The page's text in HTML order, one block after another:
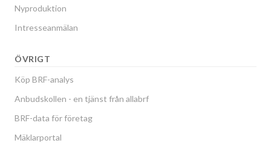
Nyproduktion
Intresseanmälan
ÖVRIGT
Köp BRF-analys
Anbudskollen - en tjänst från allabrf
BRF-data för företag
Mäklarportal